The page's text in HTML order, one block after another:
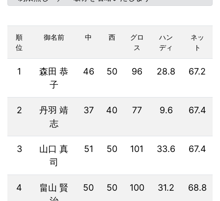
順
位
御名前 中 西
グロ
ス
ハン
ディ
ネッ
ト
1
森田 恭
子
46 50 96 28.8 67.2
2
丹羽 靖
志
37 40 77 9.6 67.4
3
山口 真
司
51 50 101 33.6 67.4
4
畠山 賢
50 50 100 31.2 68.8